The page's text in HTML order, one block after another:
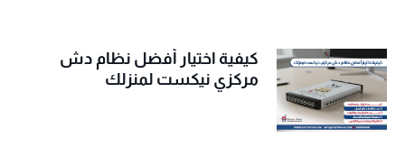
كيفية اختيار أفضل نظام دش
مركزي نيكست لمنزلك